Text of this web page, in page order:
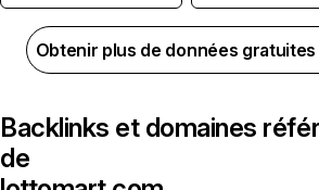
Obtenir plus de données
Backlinks et domaines
de